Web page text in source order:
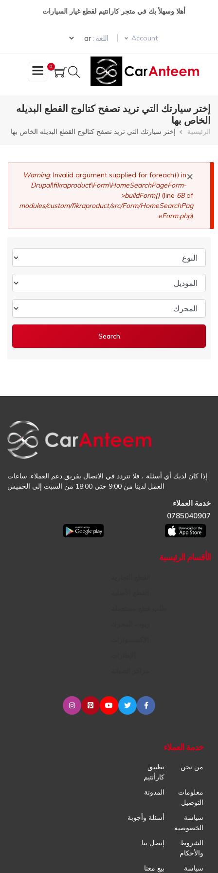
أهلا وسهلأ بك في متجر كارانتيم لقطع غيار السيارات
Account اللغه :
Select your language
0
إختر سيارتك التي تريد تصفح كتالوج القطع البديله
الخاص بها
مسار
الرئيسية إختر سيارتك التي تريد تصفح كتالوج القطع البديله الخاص بها
×
رسالة
الخطأ
Warning: Invalid argument supplied for foreach() in
Drupal\fikraproduct\Form\HomeSearchPageForm-
>buildForm()(line 68of
modules/custom/fikraproduct/src/Form/HomeSearchPag
eForm.php).
النوع
الموديل
المحرك
إذا كان لديك أي أسئلة ، فلا تتردد في الاتصال بفريق دعم العملاء. ساعات
العمل لدينا من 9:00 حتي 18:00 من السبت إلى الخميس
خدمة العملاء
0785040907
الأقسام الرئيسية
خدمة العملاء
من نحن
تطبيق
كارأنتيم
معلومات
التوصيل
المدونة
سياسة
الخصوصية
أسئلة وأجوبة
الشروط
والأحكام
إتصل بنا
سياسة بيع معنا